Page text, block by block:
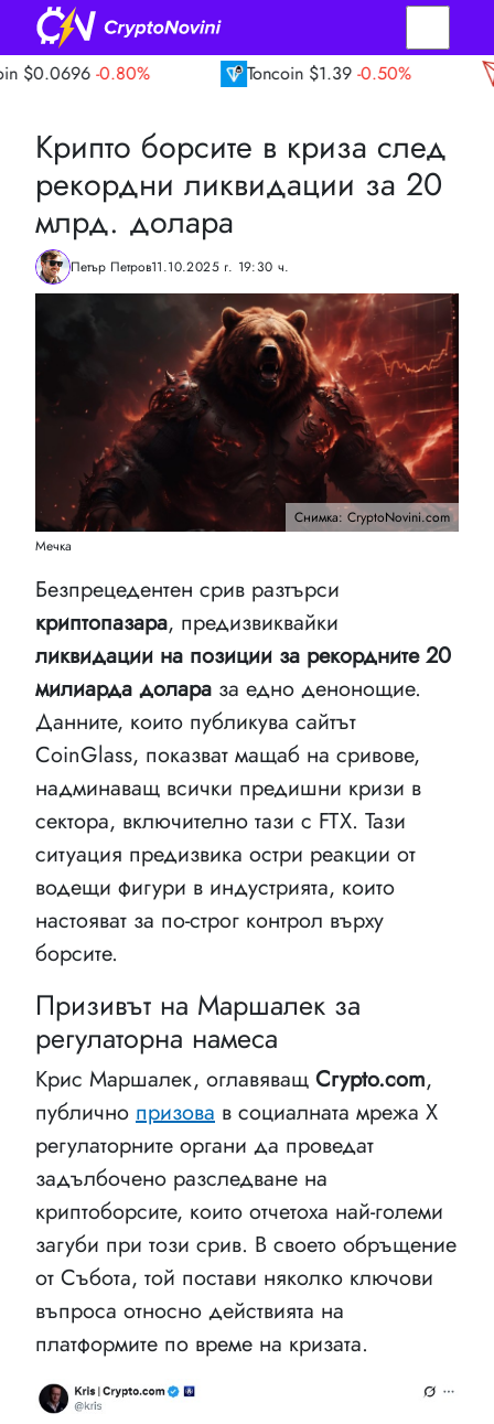
Toncoin $1.39 -0.50% TRON
Крипто борсите в криза след
рекордни ликвидации за 20
млрд. долара
Петър Петров11.10.2025 г. 19:30 ч.
Снимка: CryptoNovini.com
Мечка
Безпрецедентен срив разтърси
криптопазара, предизвиквайки
ликвидации на позиции за рекордните 20
милиарда долара за едно денонощие.
Данните, които публикува сайтът
CoinGlass, показват мащаб на сривове,
надминаващ всички предишни кризи в
сектора, включително тази с FTX. Тази
ситуация предизвика остри реакции от
водещи фигури в индустрията, които
настояват за по-строг контрол върху
борсите.
Призивът на Маршалек за
регулаторна намеса
Крис Маршалек, оглавяващ Crypto.com,
публично призова в социалната мрежа X
регулаторните органи да проведат
задълбочено разследване на
криптоборсите, които отчетоха най-големи
загуби при този срив. В своето обръщение
от Събота, той постави няколко ключови
въпроса относно действията на
платформите по време на кризата.